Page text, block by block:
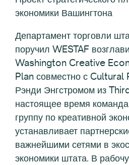
экономики Вашингтона
Департамент торговли
поручил WESTAF
Washington Creative
Plan совместно с
Рэнди Энгстромом из
настоящее время
группу по креативной
устанавливает
важнейшими сетями в
экономики штата. В